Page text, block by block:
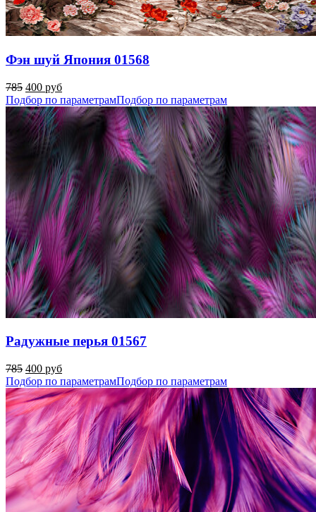
Фэн шуй Япония 01568
785 400 руб
Подбор по параметрамПодбор по параметрам
Радужные перья 01567
785 400 руб
Подбор по параметрамПодбор по параметрам